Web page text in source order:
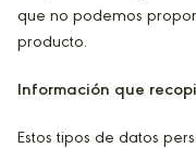
que no podemos
producto.
Información que
Estos tipos de datos